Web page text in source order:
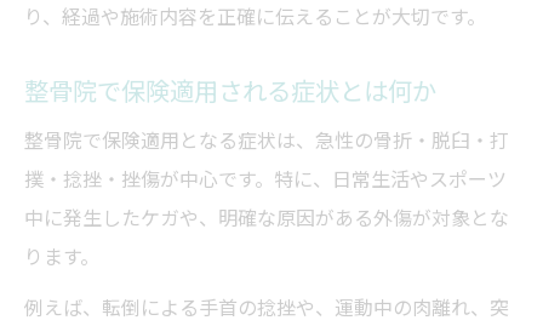
り、経過や施術内容を正確に伝えることが大切です。
整骨院で保険適用される症状とは何か
整骨院で保険適用となる症状は、急性の骨折・脱臼・打
撲・捻挫・挫傷が中心です。特に、日常生活やスポーツ
中に発生したケガや、明確な原因がある外傷が対象とな
ります。
例えば、転倒による手首の捻挫や、運動中の肉離れ、突